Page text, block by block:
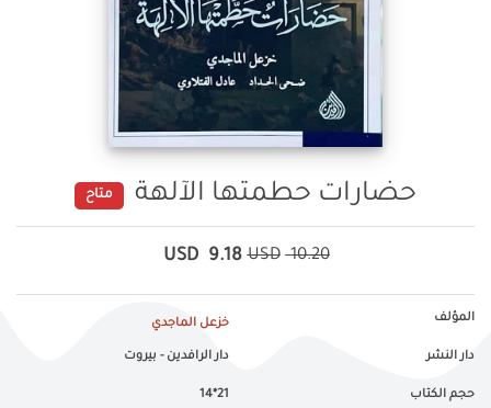
حضارات حطمتها الآلهة متاح
10.20
USD
9.18
USD
المؤلف خزعل الماجدي
دار النشر دار الرافدين - بيروت
حجم الكتاب 21*14